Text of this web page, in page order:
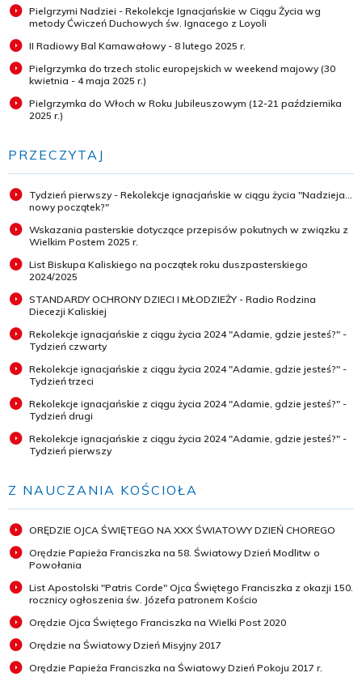
Pielgrzymi Nadziei - Rekolekcje Ignacjańskie w Ciągu Życia wg
metody Ćwiczeń Duchowych św. Ignacego z Loyoli
II Radiowy Bal Karnawałowy - 8 lutego 2025 r.
Pielgrzymka do trzech stolic europejskich w weekend majowy (30
kwietnia - 4 maja 2025 r.)
Pielgrzymka do Włoch w Roku Jubileuszowym (12-21 października
2025 r.)
PRZECZYTAJ
Tydzień pierwszy - Rekolekcje ignacjańskie w ciągu życia "Nadzieja...
nowy początek?"
Wskazania pasterskie dotyczące przepisów pokutnych w związku z
Wielkim Postem 2025 r.
List Biskupa Kaliskiego na początek roku duszpasterskiego
2024/2025
STANDARDY OCHRONY DZIECI I MŁODZIEŻY - Radio Rodzina
Diecezji Kaliskiej
Rekolekcje ignacjańskie z ciągu życia 2024 "Adamie, gdzie jesteś?" -
Tydzień czwarty
Rekolekcje ignacjańskie z ciągu życia 2024 "Adamie, gdzie jesteś?" -
Tydzień trzeci
Rekolekcje ignacjańskie z ciągu życia 2024 "Adamie, gdzie jesteś?" -
Tydzień drugi
Rekolekcje ignacjańskie z ciągu życia 2024 "Adamie, gdzie jesteś?" -
Tydzień pierwszy
Z NAUCZANIA KOŚCIOŁA
ORĘDZIE OJCA ŚWIĘTEGO NA XXX ŚWIATOWY DZIEŃ CHOREGO
Orędzie Papieża Franciszka na 58. Światowy Dzień Modlitw o
Powołania
List Apostolski "Patris Corde" Ojca Świętego Franciszka z okazji 150.
rocznicy ogłoszenia św. Józefa patronem Kościo
Orędzie Ojca Świętego Franciszka na Wielki Post 2020
Orędzie na Światowy Dzień Misyjny 2017
Orędzie Papieża Franciszka na Światowy Dzień Pokoju 2017 r.